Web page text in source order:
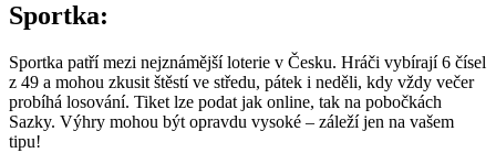
Sportka:
Sportka patří mezi nejznámější loterie v Česku. Hráči vybírají 6 čísel
z 49 a mohou zkusit štěstí ve středu, pátek i neděli, kdy vždy večer
probíhá losování. Tiket lze podat jak online, tak na pobočkách
Sazky. Výhry mohou být opravdu vysoké – záleží jen na vašem
tipu!